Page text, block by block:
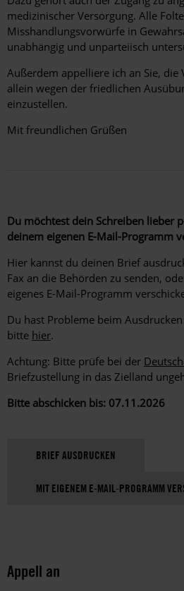
medizinischer Versorgung. Alle
Misshandlungsvorwürfe in
unabhängig und unparteiisch
Außerdem appelliere ich an Sie, die
allein wegen der friedlichen
einzustellen.
Mit freundlichen Grüßen
Du möchtest dein Schreiben lieber
deinem eigenen E-Mail-Programm
Hier kannst du deinen Brief
Fax an die Behörden zu senden,
eigenes E-Mail-Programm
Du hast Probleme beim
bitte hier.
Achtung: Bitte prüfe bei der
Briefzustellung in das Zielland
Bitte abschicken bis: 07.11.2026
BRIEF AUSDRUCKEN
MIT EIGENEM E-MAIL-PROGRAMM
Appell an